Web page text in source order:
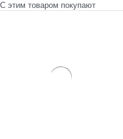
С этим товаром покупают